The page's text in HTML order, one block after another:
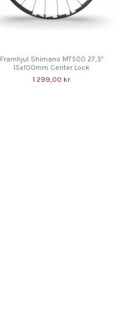
Framhjul Shimano MT500 27,5"
15x100mm Center Lock
1 299,00 kr